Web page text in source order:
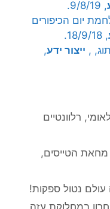
, 9/8/19.
(2018), מלחמת יום הכיפורים
, 18/9/18.
ייצור ידע,
, רלוונטיים
מחאת הטייסים,
נטול ספקות!